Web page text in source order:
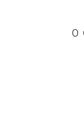
0